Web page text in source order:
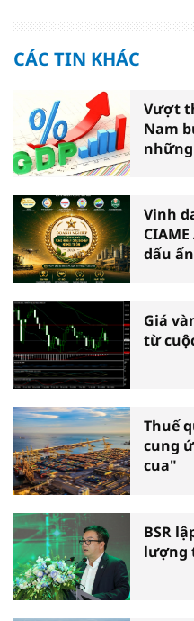
CÁC TIN KHÁC
Vượt
Nam
Vinh
dấu
Giá
từ
Thuế
cung
cua"
BSR
lượng